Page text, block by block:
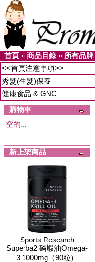
首頁 » 商品目錄» 所有品牌
<<首頁注意事項>>
秀髮(生髮)保養
健康食品 & GNC
購物車
空的...
新上架商品
Sports Research
Superba2 磷蝦油Omega-
3 1000mg（90粒）